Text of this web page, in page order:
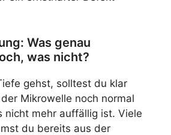
Was genau
was nicht?
gehst, solltest du klar
Mikrowelle noch normal
nicht mehr auffällig ist. Viele
du bereits aus der